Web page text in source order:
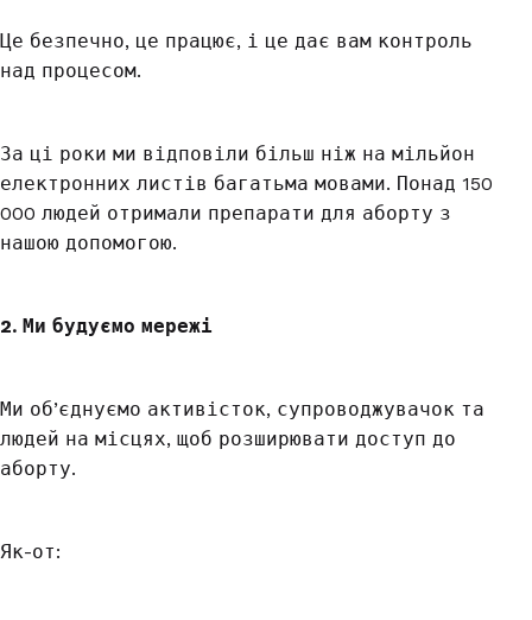
Це безпечно, це працює, і це дає вам контроль
над процесом.
За ці роки ми відповіли більш ніж на мільйон
електронних листів багатьма мовами. Понад 150
000 людей отримали препарати для аборту з
нашою допомогою.
2. Ми будуємо мережі
Ми об’єднуємо активісток, супроводжувачок та
людей на місцях, щоб розширювати доступ до
аборту.
Як-от: